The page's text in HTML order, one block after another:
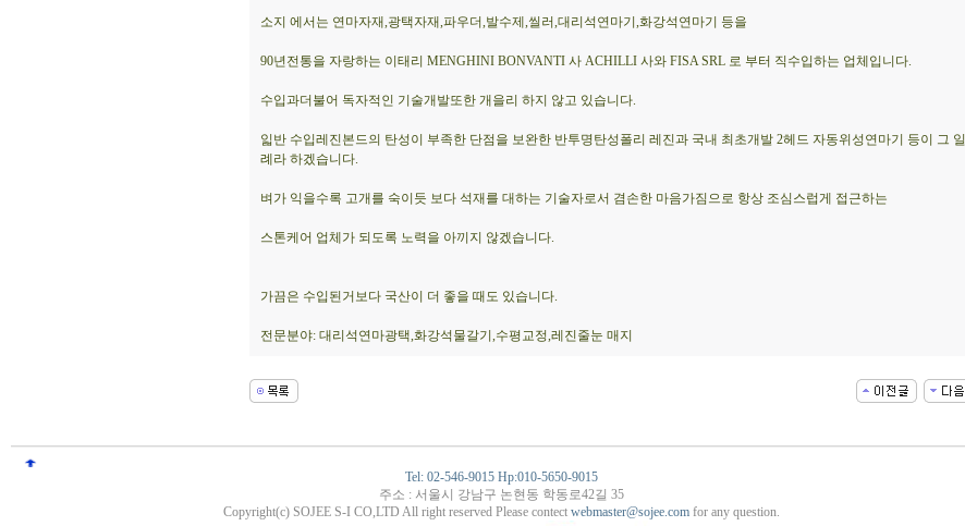
소지 에서는 연마자재,광택자재,파우더,발수제,씰러,대리석연마기,화강석연마기 등을
90년전통을 자랑하는 이태리 MENGHINI BONVANTI 사 ACHILLI 사와 FISA SRL 로 부터 직수입하는 업체입니다.
수입과더불어 독자적인 기술개발또한 개을리 하지 않고 있습니다.
읿반 수입레진본드의 탄성이 부족한 단점을 보완한 반투명탄성폴리 레진과 국내 최초개발 2헤드 자동위성연마기 등이 그 일
례라 하겠습니다.
벼가 익을수록 고개를 숙이듯 보다 석재를 대하는 기술자로서 겸손한 마음가짐으로 항상 조심스럽게 접근하는
스톤케어 업체가 되도록 노력을 아끼지 않겠습니다.
가끔은 수입된거보다 국산이 더 좋을 때도 있습니다.
전문분야: 대리석연마광택,화강석물갈기,수평교정,레진줄눈 매지
Tel: 02-546-9015 Hp:010-5650-9015
주소 : 서울시 강남구 논현동 학동로42길 35
Copyright(c) SOJEE S-I CO,LTD All right reserved Please contect webmaster@sojee.comfor any question.